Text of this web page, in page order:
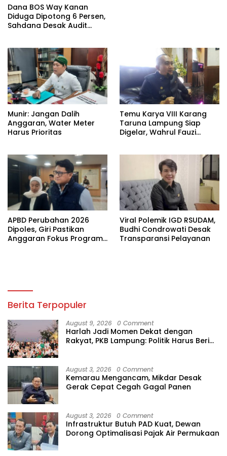
Dana BOS Way Kanan
Diduga Dipotong 6 Persen,
Sahdana Desak Audit
Munir: Jangan Dalih
Anggaran, Water Meter
Harus Prioritas
Temu Karya VIII Karang
Taruna Lampung Siap
Digelar, Wahrul Fauzi
APBD Perubahan 2026
Dipoles, Giri Pastikan
Anggaran Fokus Program
Viral Polemik IGD RSUDAM,
Budhi Condrowati Desak
Transparansi Pelayanan
Berita Terpopuler
August 9, 2026 0 Comment
Harlah Jadi Momen Dekat dengan
Rakyat, PKB Lampung: Politik Harus Beri
August 3, 2026 0 Comment
Kemarau Mengancam, Mikdar Desak
Gerak Cepat Cegah Gagal Panen
August 3, 2026 0 Comment
Infrastruktur Butuh PAD Kuat, Dewan
Dorong Optimalisasi Pajak Air Permukaan